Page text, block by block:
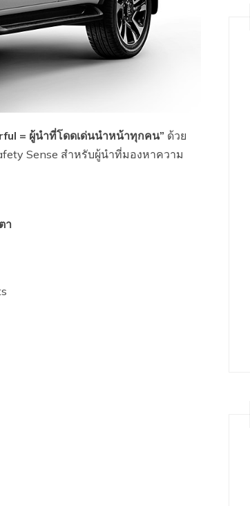
= ผู้นำที่โดดเด่นนำหน้าทุกคน” ด้วย
Sense สำหรับผู้นำที่มองหาความ
า